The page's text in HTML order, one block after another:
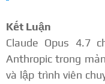
Kết Luận
Claude Opus 4.7
Anthropic trong
và lập trình viên